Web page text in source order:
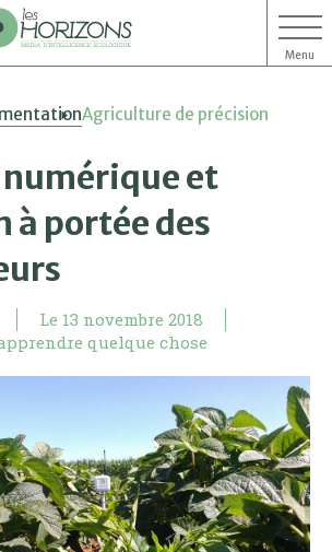
Menu
Agriculture de précision
et
à portée des
Le 13 novembre 2018
quelque chose